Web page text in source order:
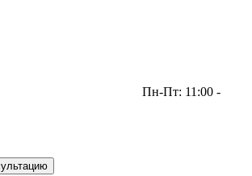
Пн-Пт: 11:00 -